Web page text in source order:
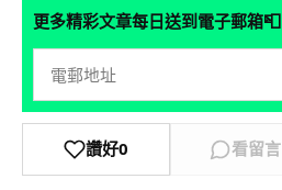
更多精彩文章每日送到電子郵箱📮
讚好0 看留言